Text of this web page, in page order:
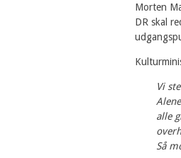
Morten
DR skal
Vi
alle
Så